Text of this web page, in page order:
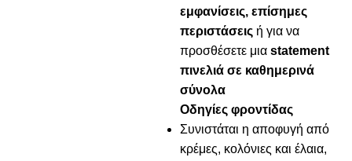
εμφανίσεις, επίσημες
περιστάσεις ή για να
προσθέσετε μια statement
πινελιά σε καθημερινά
σύνολα
Οδηγίες φροντίδας
Συνιστάται η αποφυγή από
κρέμες, κολόνιες και έλαια,